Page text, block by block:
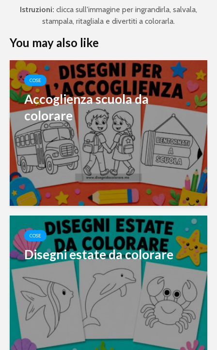
Istruzioni: clicca sull'immagine per ingrandirla, salvala,
stampala, ritagliala e divertiti a colorarla.
You may also like
COSE
Accoglienza scuola da
colorare
COSE
Disegni estate da colorare